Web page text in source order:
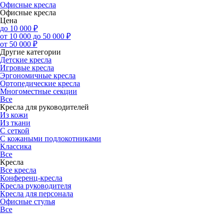
Офисные кресла
Офисные кресла
Цена
до 10 000 ₽
от 10 000 до 50 000 ₽
от 50 000 ₽
Другие категории
Детские кресла
Игровые кресла
Эргономичные кресла
Ортопедические кресла
Многоместные секции
Все
Кресла для руководителей
Из кожи
Из ткани
С сеткой
С кожаными подлокотниками
Классика
Все
Кресла
Все кресла
Конференц-кресла
Кресла руководителя
Кресла для персонала
Офисные стулья
Все